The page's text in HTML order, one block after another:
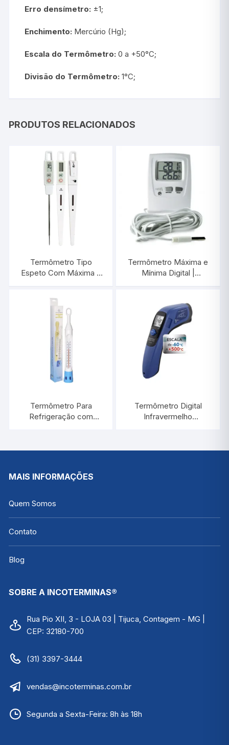
Erro densímetro: ±1;
Enchimento: Mercúrio (Hg);
Escala do Termômetro: 0 a +50°C;
Divisão do Termômetro: 1°C;
PRODUTOS RELACIONADOS
Termômetro Tipo
Espeto Com Máxima e
30.1040
Termômetro Máxima e
Mínima Digital |
Termômetro Para
Refrigeração com
| INCOTERM 5135
Termômetro Digital
Infravermelho
MAIS INFORMAÇÕES
Quem Somos
Contato
Blog
SOBRE A INCOTERMINAS®
Rua Pio XII, 3 - LOJA 03 | Tijuca, Contagem - MG |
CEP: 32180-700
(31) 3397-3444
vendas@incoterminas.com.br
Segunda a Sexta-Feira: 8h às 18h